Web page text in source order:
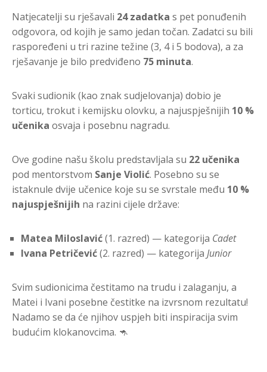
Natjecatelji su rješavali 24 zadatka s pet ponuđenih
odgovora, od kojih je samo jedan točan. Zadatci su bili
raspoređeni u tri razine težine (3, 4 i 5 bodova), a za
rješavanje je bilo predviđeno 75 minuta.
Svaki sudionik (kao znak sudjelovanja) dobio je
torticu, trokut i kemijsku olovku, a najuspješnijih 10 %
učenika osvaja i posebnu nagradu.
Ove godine našu školu predstavljala su 22 učenika
pod mentorstvom Sanje Violić. Posebno su se
istaknule dvije učenice koje su se svrstale među 10 %
najuspješnijih na razini cijele države:
Matea Miloslavić(1. razred) — kategorija Cadet
Ivana Petričević(2. razred) — kategorija Junior
Svim sudionicima čestitamo na trudu i zalaganju, a
Matei i Ivani posebne čestitke na izvrsnom rezultatu!
Nadamo se da će njihov uspjeh biti inspiracija svim
budućim klokanovcima. 🦘